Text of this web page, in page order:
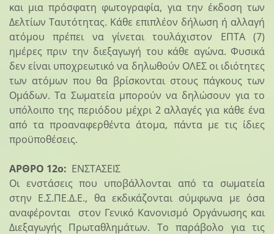
και μια πρόσφατη φωτογραφία, για την έκδοση των
Δελτίων Ταυτότητας. Κάθε επιπλέον δήλωση ή αλλαγή
ατόμου πρέπει να γίνεται τουλάχιστον ΕΠΤΑ (7)
ημέρες πριν την διεξαγωγή του κάθε αγώνα. Φυσικά
δεν είναι υποχρεωτικό να δηλωθούν ΟΛΕΣ οι ιδιότητες
των ατόμων που θα βρίσκονται στους πάγκους των
Ομάδων. Τα Σωματεία μπορούν να δηλώσουν για το
υπόλοιπο της περιόδου μέχρι 2 αλλαγές για κάθε ένα
από τα προαναφερθέντα άτομα, πάντα με τις ίδιες
προϋποθέσεις.
ΑΡΘΡΟ 12ο: ΕΝΣΤΑΣΕΙΣ
Οι ενστάσεις που υποβάλλονται από τα σωματεία
στην Ε.Σ.ΠΕ.Δ.Ε., θα εκδικάζονται σύμφωνα με όσα
αναφέρονται στον Γενικό Κανονισμό Οργάνωσης και
Διεξαγωγής Πρωταθλημάτων. Το παράβολο για τις